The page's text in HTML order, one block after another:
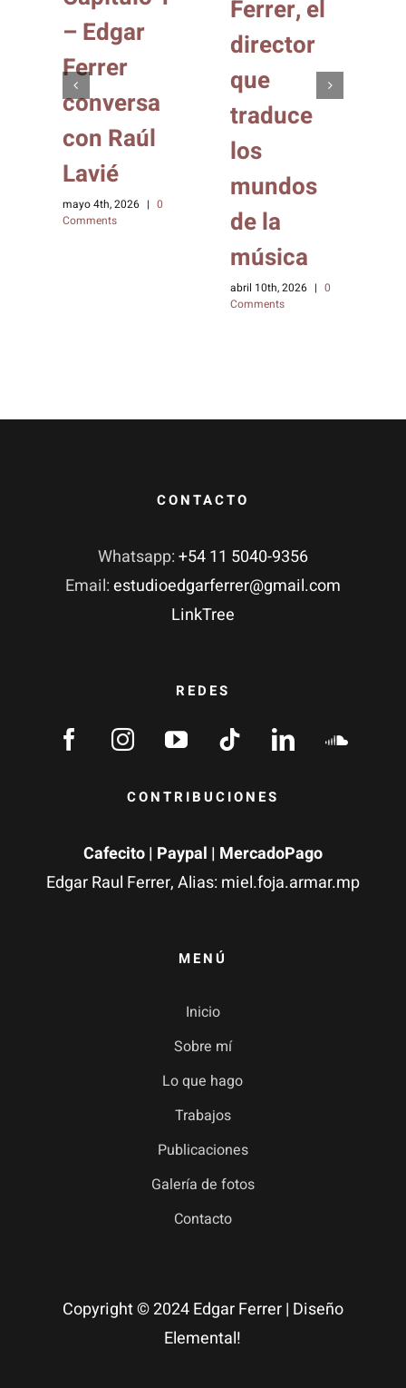
– Edgar
Ferrer
conversa
con Raúl
Lavié
mayo 4th, 2026 | 0
Comments
Ferrer, el
director
que
traduce
los
mundos
de la
música
abril 10th, 2026 | 0
Comments
CONTACTO
Whatsapp:+54 11 5040-9356
Email:estudioedgarferrer@gmail.com
LinkTree
REDES
CONTRIBUCIONES
Cafecito| Paypal | MercadoPago
Edgar Raul Ferrer, Alias: miel.foja.armar.mp
MENÚ
Inicio
Sobre mí
Lo que hago
Trabajos
Publicaciones
Galería de fotos
Contacto
Copyright © 2024 Edgar Ferrer | Diseño
Elemental!